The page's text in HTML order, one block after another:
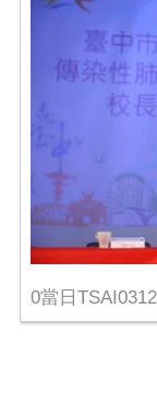
0當日TSAI0312